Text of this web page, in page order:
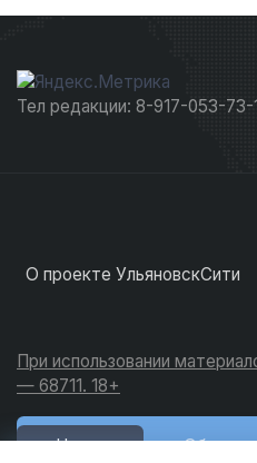
Тел редакции: 8-917-053-73-
О проекте УльяновскСити
При использовании
— 68711. 18+
Новости